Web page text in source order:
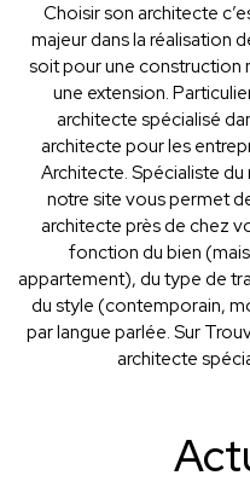
Choisir son architecte
majeur dans la réalisation
soit pour une construction
une extension.
architecte spécialisé
architecte pour les
Architecte. Spécialiste
notre site vous permet
architecte près de chez
fonction du bien
appartement), du type de
du style (contemporain,
par langue parlée. Sur
architecte